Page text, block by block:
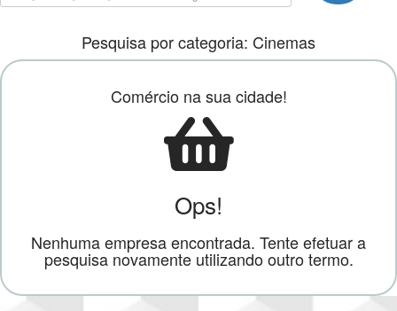
Pesquisa por categoria: Cinemas
Comércio na sua cidade!
Ops!
Nenhuma empresa encontrada. Tente efetuar a
pesquisa novamente utilizando outro termo.